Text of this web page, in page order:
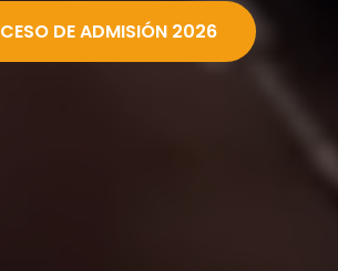
DE ADMISIÓN 2026